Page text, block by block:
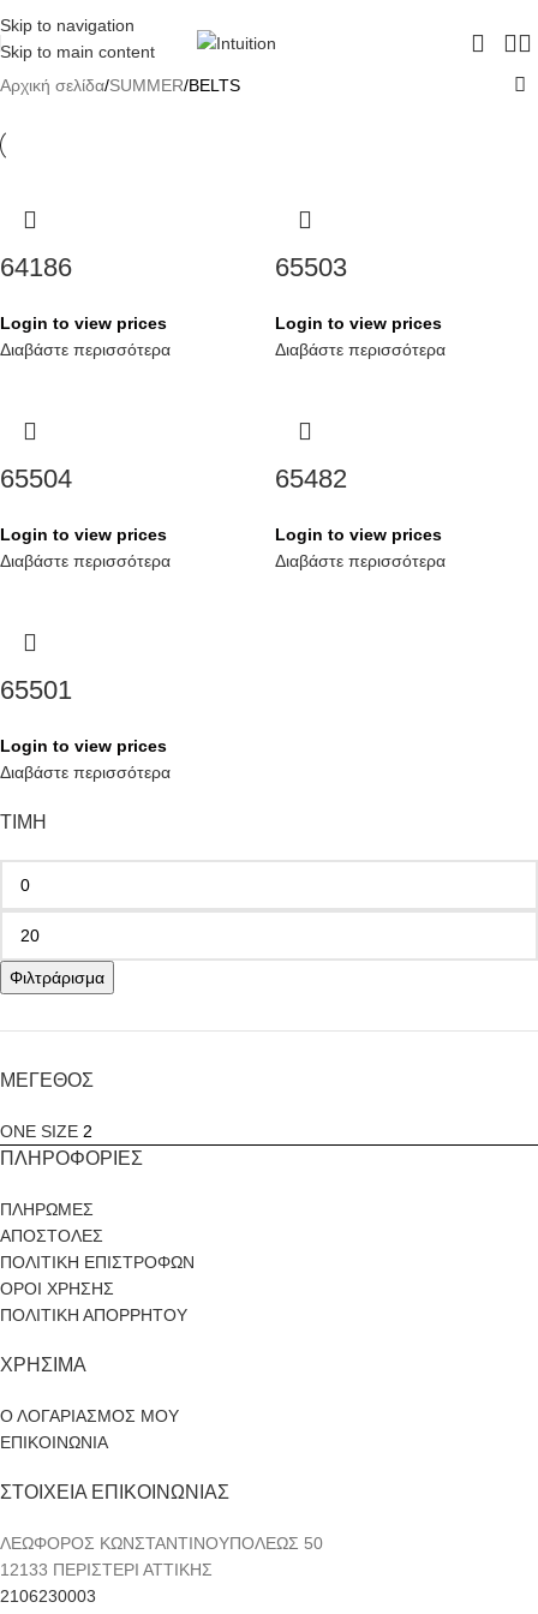
Skip to navigation
Skip to main content
ΤΙΜΗ
Φιλτράρισμα
ΜΕΓΕΘΟΣ
ONE SIZE 2
Αρχική σελίδα SUMMER BELTS
64186
Login to view prices
Διαβάστε περισσότερα
65503
Login to view prices
Διαβάστε περισσότερα
65504
Login to view prices
Διαβάστε περισσότερα
65482
Login to view prices
Διαβάστε περισσότερα
65501
Login to view prices
Διαβάστε περισσότερα
ΠΛΗΡΟΦΟΡΙΕΣ
ΠΛΗΡΩΜΕΣ
ΑΠΟΣΤΟΛΕΣ
ΠΟΛΙΤΙΚΗ ΕΠΙΣΤΡΟΦΩΝ
ΟΡΟΙ ΧΡΗΣΗΣ
ΠΟΛΙΤΙΚΗ ΑΠΟΡΡΗΤΟΥ
ΧΡΗΣΙΜΑ
Ο ΛΟΓΑΡΙΑΣΜΟΣ ΜΟΥ
ΕΠΙΚΟΙΝΩΝΙΑ
ΣΤΟΙΧΕΙΑ ΕΠΙΚΟΙΝΩΝΙΑΣ
ΛΕΩΦΟΡΟΣ ΚΩΝΣΤΑΝΤΙΝΟΥΠΟΛΕΩΣ 50
12133 ΠΕΡΙΣΤΕΡΙ ΑΤΤΙΚΗΣ
2106230003